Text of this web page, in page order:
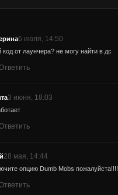
6 июля, 14:50
код от лаунчера? не могу найти в дс
3 июня, 18:03
28 мая, 14:44
опцию Dumb Mobs пожалуйста!!!!